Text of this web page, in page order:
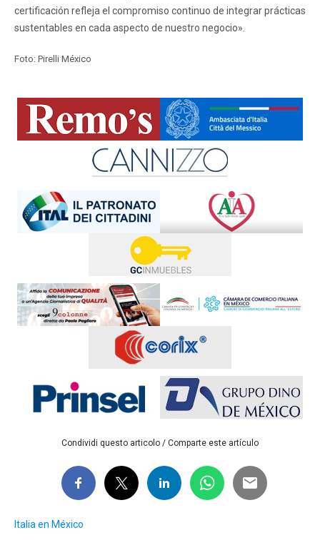
certificación refleja el compromiso continuo de integrar prácticas
sustentables en cada aspecto de nuestro negocio».
Foto: Pirelli México
Condividi questo articolo / Comparte este artículo
Italia en México